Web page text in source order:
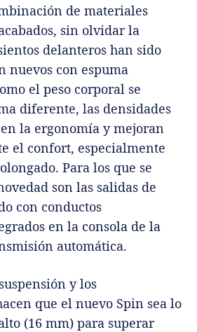
de materiales
sin olvidar la
delanteros han sido
nuevos con espuma
el peso corporal se
diferente, las densidades
la ergonomía y mejoran
el confort, especialmente
Para los que se
son las salidas de
con conductos
en la consola de la
automática.
y los
que el nuevo Spin sea lo
(16 mm) para superar